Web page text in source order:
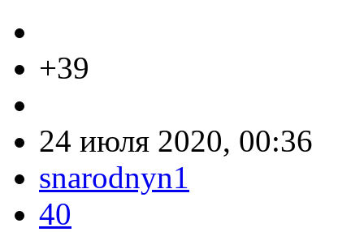
+39
24 июля 2020, 00:36
snarodnyn1
40